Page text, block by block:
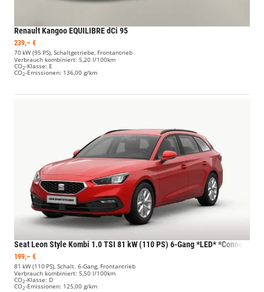
Renault KangooEQUILIBRE dCi 95
239,– €
70 kW (95 PS), Schaltgetriebe, Frontantrieb
Verbrauch kombiniert: 5,20 l/100km
CO2-Klasse: E
CO2-Emissionen: 136,00 g/km
Seat LeonStyle Kombi 1.0 TSI 81 kW (110 PS) 6-Gang *LED* *Connect* *LMR*
199,– €
81 kW (110 PS), Schalt. 6-Gang, Frontantrieb
Verbrauch kombiniert: 5,50 l/100km
CO2-Klasse: D
CO2-Emissionen: 125,00 g/km